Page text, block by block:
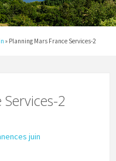
» Planning Mars France Services-2
2
juin